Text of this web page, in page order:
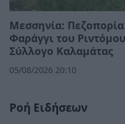
Μεσσηνία:
Φαράγγι του
Σύλλογο Καλαμάτας
05/08/2026 20:10
Ροή Ειδήσεων